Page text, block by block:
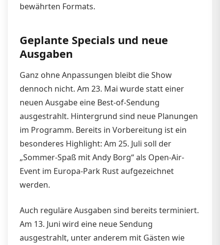
bewährten Formats.
Geplante Specials und neue
Ausgaben
Ganz ohne Anpassungen bleibt die Show
dennoch nicht. Am 23. Mai wurde statt einer
neuen Ausgabe eine Best-of-Sendung
ausgestrahlt. Hintergrund sind neue Planungen
im Programm. Bereits in Vorbereitung ist ein
besonderes Highlight: Am 25. Juli soll der
„Sommer-Spaß mit Andy Borg“ als Open-Air-
Event im Europa-Park Rust aufgezeichnet
werden.
Auch reguläre Ausgaben sind bereits terminiert.
Am 13. Juni wird eine neue Sendung
ausgestrahlt, unter anderem mit Gästen wie